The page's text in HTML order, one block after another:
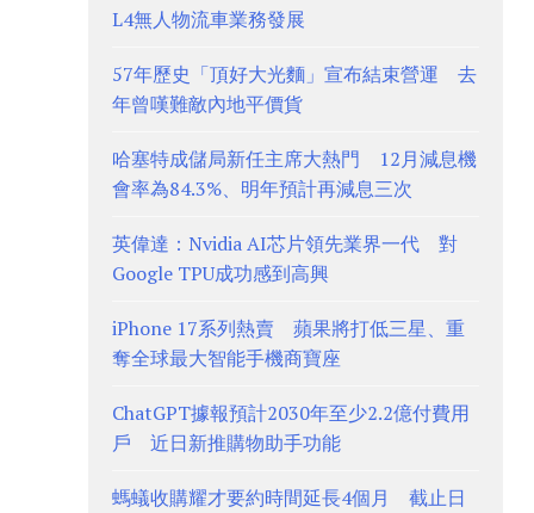
L4無人物流車業務發展
57年歷史「頂好大光麵」宣布結束營運 去
年曾嘆難敵內地平價貨
哈塞特成儲局新任主席大熱門 12月減息機
會率為84.3%、明年預計再減息三次
英偉達：Nvidia AI芯片領先業界一代 對
Google TPU成功感到高興
iPhone 17系列熱賣 蘋果將打低三星、重
奪全球最大智能手機商寶座
ChatGPT據報預計2030年至少2.2億付費用
戶 近日新推購物助手功能
螞蟻收購耀才要約時間延長4個月 截止日